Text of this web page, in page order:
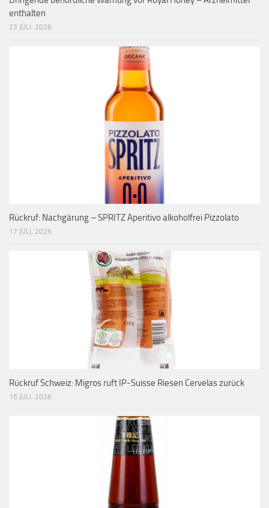
enthalten
23 JULI, 2026
Rückruf: Nachgärung – SPRITZ Aperitivo alkoholfrei Pizzolato
17 JULI, 2026
Rückruf Schweiz: Migros ruft IP-Suisse Riesen Cervelas zurück
15 JULI, 2026